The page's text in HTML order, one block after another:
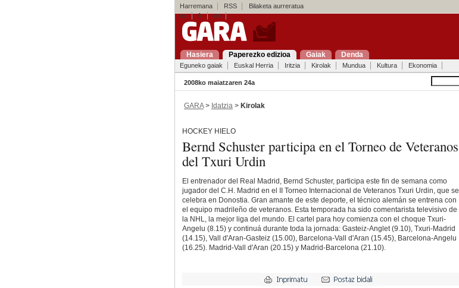
Harremana RSS Bilaketa aurreratua
es
fr en
Hasiera Paperezko edizioa Gaiak Denda
Eguneko gaiak Euskal Herria Iritzia Kirolak Mundua Kultura Ekonomia
2008ko maiatzaren 24a
GARA> Idatzia > Kirolak
HOCKEY HIELO
Bernd Schuster participa en el Torneo de Veteranos
del Txuri Urdin
El entrenador del Real Madrid, Bernd Schuster, participa este fin de semana como
jugador del C.H. Madrid en el II Torneo Internacional de Veteranos Txuri Urdin, que se
celebra en Donostia. Gran amante de este deporte, el técnico alemán se entrena con
el equipo madrileño de veteranos. Esta temporada ha sido comentarista televisivo de
la NHL, la mejor liga del mundo. El cartel para hoy comienza con el choque Txuri-
Angelu (8.15) y continuá durante toda la jornada: Gasteiz-Anglet (9.10), Txuri-Madrid
(14.15), Vall d'Aran-Gasteiz (15.00), Barcelona-Vall d'Aran (15.45), Barcelona-Angelu
(16.25). Madrid-Vall d'Aran (20.15) y Madrid-Barcelona (21.10).